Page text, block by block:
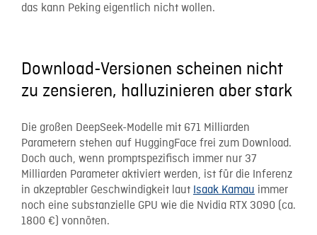
das kann Peking eigentlich nicht wollen.
Download-Versionen scheinen nicht
zu zensieren, halluzinieren aber stark
Die großen DeepSeek-Modelle mit 671 Milliarden
Parametern stehen auf HuggingFace frei zum Download.
Doch auch, wenn promptspezifisch immer nur 37
Milliarden Parameter aktiviert werden, ist für die Inferenz
in akzeptabler Geschwindigkeit laut Isaak Kamau immer
noch eine substanzielle GPU wie die Nvidia RTX 3090 (ca.
1800 €) vonnöten.